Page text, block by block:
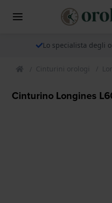
Lo specialista degli
Cinturini orologi
Cinturino Longines